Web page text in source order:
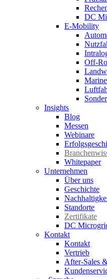
DC
E-Mobility
Off-
Marine
Insights
Blog
Messen
Webinare
Whitepaper
Unternehmen
Über uns
Geschichte
Standorte
Zertifikate
DC
Kontakt
Kontakt
Vertrieb
After-Sales